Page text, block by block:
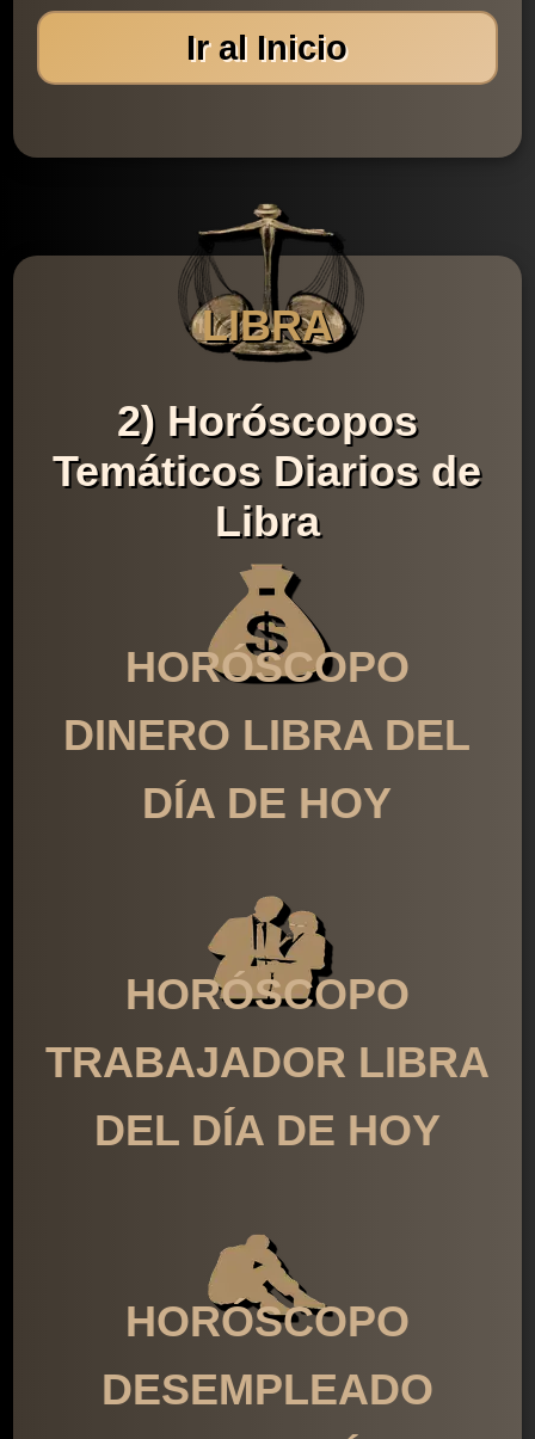
Ir al Inicio
LIBRA
2) Horóscopos
Temáticos Diarios de
Libra
HORÓSCOPO
DINERO LIBRA DEL
DÍA DE HOY
HORÓSCOPO
TRABAJADOR LIBRA
DEL DÍA DE HOY
HORÓSCOPO
DESEMPLEADO